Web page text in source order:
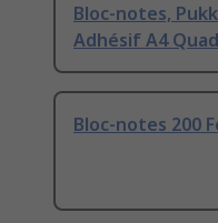
Bloc-notes,
Adhésif A4
Bloc-notes 200